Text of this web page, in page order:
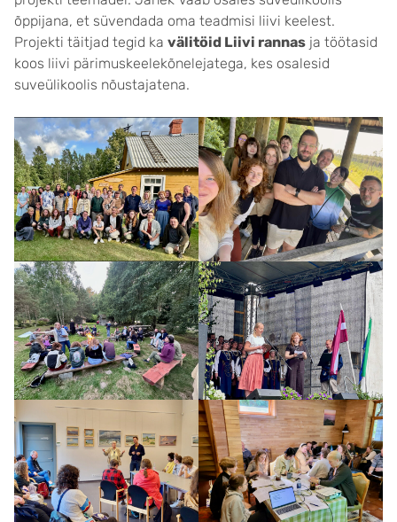
õppijana, et süvendada oma teadmisi liivi keelest.
Projekti täitjad tegid ka välitöid Liivi rannas ja töötasid
koos liivi pärimuskeelekõnelejatega, kes osalesid
suveülikoolis nõustajatena.